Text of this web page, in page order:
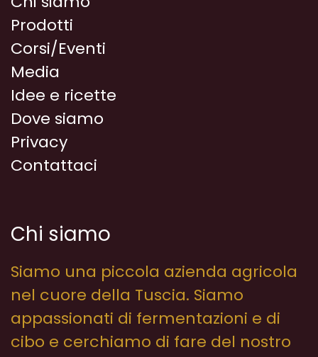
Prodotti
Corsi/Eventi
Media
Idee e ricette
Dove siamo
Privacy
Contattaci
Chi siamo
Siamo una piccola azienda agricola
nel cuore della Tuscia. Siamo
appassionati di fermentazioni e di
cibo e cerchiamo di fare del nostro